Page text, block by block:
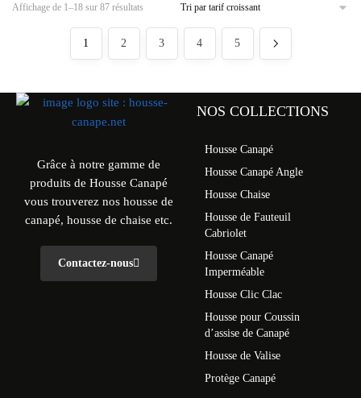
Affichage de 1–18 sur 87 résultats
1 2 3 4 5
Grâce à notre gamme de
produits de Housse Canapé
vous trouverez nos housse de
canapé, housse de chaise etc.
Contactez-nous
NOS COLLECTIONS
Housse Canapé
Housse Canapé Angle
Housse Chaise
Housse de Fauteuil
Cabriolet
Housse Canapé
Imperméable
Housse Clic Clac
Housse pour Coussin
d’assise de Canapé
Housse de Valise
Protège Canapé